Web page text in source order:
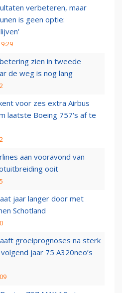
verbeteren, maar
is geen optie:
zien in tweede
de weg is nog lang
voor zes extra Airbus
laatste Boeing 757's af te
aan vooravond van
ooit
jaar langer door met
Schotland
groeiprognoses na sterk
jaar 75 A320neo’s